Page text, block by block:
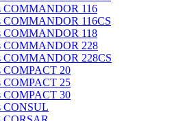
COMMANDOR 116
COMMANDOR 116CS
COMMANDOR 118
COMMANDOR 228
COMMANDOR 228CS
COMPACT 20
COMPACT 25
COMPACT 30
CONSUL